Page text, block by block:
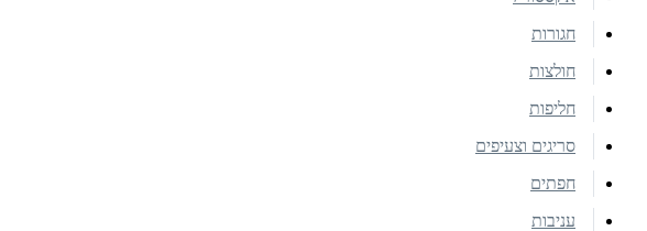
חגורות
חולצות
חליפות
סריגים וצעיפים
חפתים
עניבות